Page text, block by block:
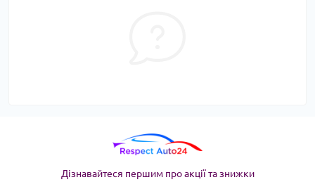
Дізнавайтеся першим про акції та знижки